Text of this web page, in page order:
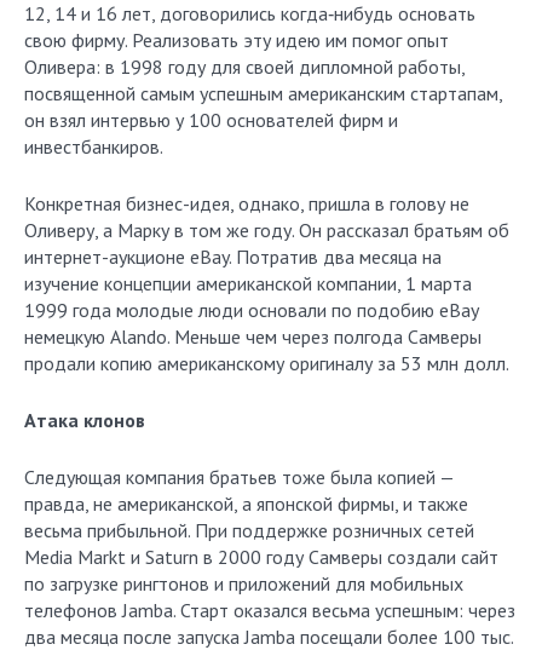
12, 14 и 16 лет, договорились когда‑нибудь основать
свою фирму. Реализовать эту идею им помог опыт
Оливера: в 1998 году для своей дипломной работы,
посвященной самым успешным американским стартапам,
он взял интервью у 100 основателей фирм и
инвестбанкиров.
Конкретная бизнес-идея, однако, пришла в голову не
Оливеру, а Марку в том же году. Он рассказал братьям об
интернет-аукционе eBay. Потратив два месяца на
изучение концепции американской компании, 1 марта
1999 года молодые люди основали по подобию eBay
немецкую Alando. Меньше чем через полгода Самверы
продали копию американскому оригиналу за 53 млн долл.
Атака клонов
Следующая компания братьев тоже была копией —
правда, не американской, а японской фирмы, и также
весьма прибыльной. При поддержке розничных сетей
Media Markt и Saturn в 2000 году Самверы создали сайт
по загрузке рингтонов и приложений для мобильных
телефонов Jamba. Старт оказался весьма успешным: через
два месяца после запуска Jamba посещали более 100 тыс.